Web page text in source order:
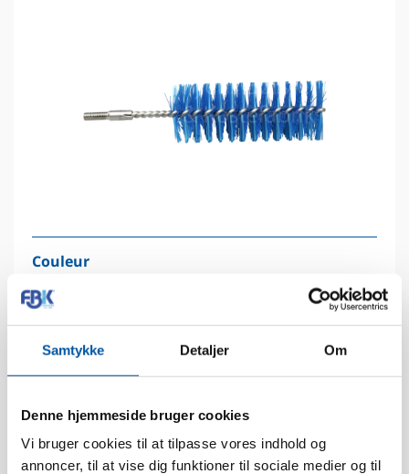
Samtykke Detaljer Om
Denne hjemmeside bruger cookies
Vi bruger cookies til at tilpasse vores indhold og
annoncer, til at vise dig funktioner til sociale medier og til
Couleur
1
Caractéristiques techniques